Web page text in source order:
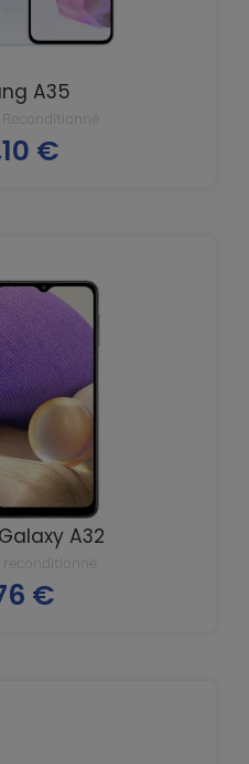
A35
Prix €
A32
Prix €